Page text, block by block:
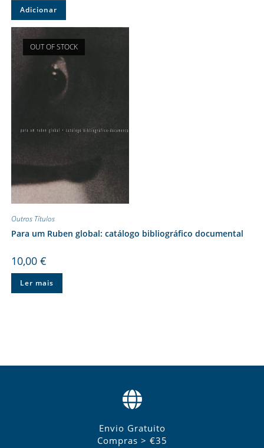
Adicionar
OUT OF STOCK
Outros Títulos
Para um Ruben global: catálogo bibliográfico documental
10,00 €
Ler mais
Envio Gratuito
Compras > €35